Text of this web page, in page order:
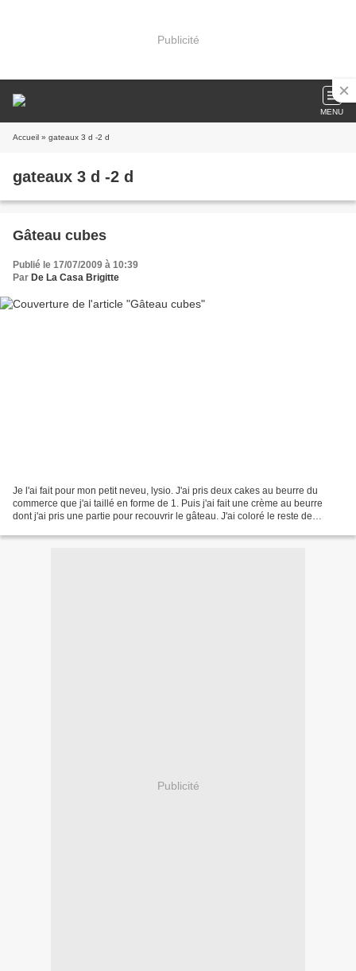
Publicité
MENU
Accueil » gateaux 3 d -2 d
gateaux 3 d -2 d
Gâteau cubes
Publié le 17/07/2009 à 10:39
Par De La Casa Brigitte
Je l'ai fait pour mon petit neveu, lysio. J'ai pris deux cakes au beurre du
commerce que j'ai taillé en forme de 1. Puis j'ai fait une crème au beurre
dont j'ai pris une partie pour recouvrir le gâteau. J'ai coloré le reste de
Publicité